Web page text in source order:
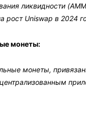
ликвидности
рост Uniswap в 2024
монеты:
монеты,